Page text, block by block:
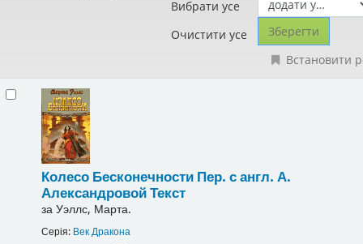
Вибрати усе
Очистити усе
Встановити
Колесо Бесконечности Пер. с англ. А.
АлександровойТекст
заУэллс, Марта.
Серія: Век Дракона